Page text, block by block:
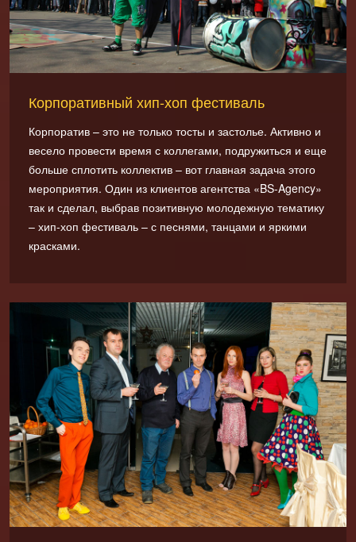
Корпоративный хип-хоп фестиваль
Корпоратив – это не только тосты и застолье. Активно и
весело провести время с коллегами, подружиться и еще
больше сплотить коллектив – вот главная задача этого
мероприятия. Один из клиентов агентства «BS-Agency»
так и сделал, выбрав позитивную молодежную тематику
– хип-хоп фестиваль – с песнями, танцами и яркими
красками.